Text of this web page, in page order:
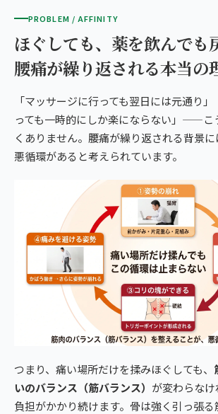
PROBLEM / AFFINITY
ほぐしても、薬を飲んで
腰痛が繰り返される本当の
「マッサージに行っても翌日には元通り
っても一時的にしか楽にならない」——こ
くありません。腰痛が繰り返される背景
悪循環があると考えられています。
つまり、痛い場所だけを揉みほぐしても、
いのバランス（筋バランス） が変わらな
負担がかかり続けます。骨は強く引っ張